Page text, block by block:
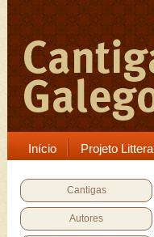
Início Projeto Littera
Cantigas
Autores